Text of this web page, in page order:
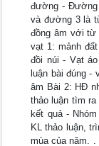
đường - Đường
và đường 3 là
đồng âm với từ
vạt 1: mảnh
đồi núi - Vạt
luận bài đúng -
âm Bài 2: HĐ
thảo luận tìm
kết quả -
KL thảo luận,
mùa của năm.